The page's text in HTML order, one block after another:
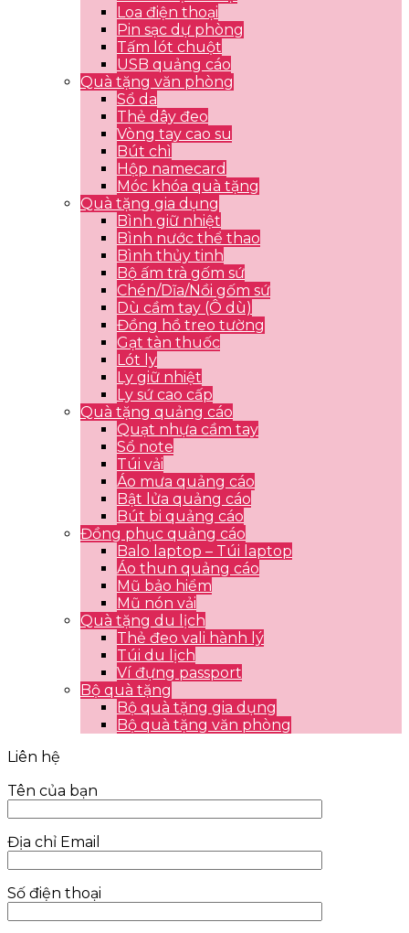
Loa điện thoại
Pin sạc dự phòng
Tấm lót chuột
USB quảng cáo
Quà tặng văn phòng
Sổ da
Thẻ dây đeo
Vòng tay cao su
Bút chì
Hộp namecard
Móc khóa quà tặng
Quà tặng gia dụng
Bình giữ nhiệt
Bình nước thể thao
Bình thủy tinh
Bộ ấm trà gốm sứ
Chén/Dĩa/Nồi gốm sứ
Dù cầm tay (Ô dù)
Đồng hồ treo tường
Gạt tàn thuốc
Lót ly
Ly giữ nhiệt
Ly sứ cao cấp
Quà tặng quảng cáo
Quạt nhựa cầm tay
Sổ note
Túi vải
Áo mưa quảng cáo
Bật lửa quảng cáo
Bút bi quảng cáo
Đồng phục quảng cáo
Balo laptop – Túi laptop
Áo thun quảng cáo
Mũ bảo hiểm
Mũ nón vải
Quà tặng du lịch
Thẻ đeo vali hành lý
Túi du lịch
Ví đựng passport
Bộ quà tặng
Bộ quà tặng gia dụng
Bộ quà tặng văn phòng
Liên hệ
Tên của bạn
Địa chỉ Email
Số điện thoại